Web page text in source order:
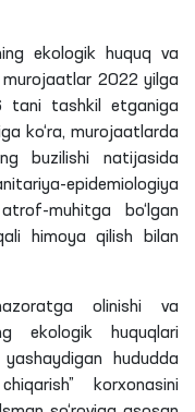
ekologik huquq va
murojaatlar 2022 yilga
tani tashkil etganiga
ko‘ra, murojaatlarda
buzilishi natijasida
epidemiologiya
muhitga bo‘lgan
himoya qilish bilan
olinishi va
ekologik huquqlari
hududda
korxonasini